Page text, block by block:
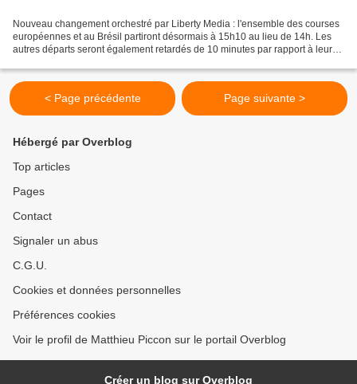
Nouveau changement orchestré par Liberty Media : l'ensemble des courses
européennes et au Brésil partiront désormais à 15h10 au lieu de 14h. Les
autres départs seront également retardés de 10 minutes par rapport à leur
< Page précédente Page suivante >
Hébergé par Overblog
Top articles
Pages
Contact
Signaler un abus
C.G.U.
Cookies et données personnelles
Préférences cookies
Voir le profil de Matthieu Piccon sur le portail Overblog
Créer un blog sur Overblog